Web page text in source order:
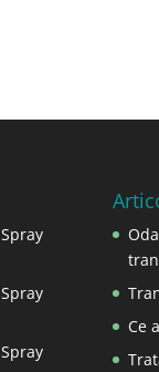
Ce